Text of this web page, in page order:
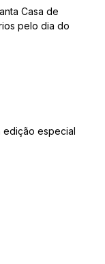
Casa de
pelo dia do
edição especial